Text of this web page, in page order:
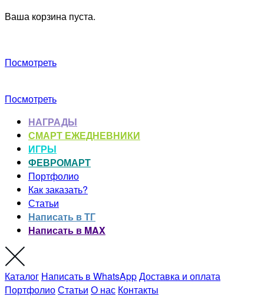
Ваша корзина пуста.
Посмотреть
Посмотреть
НАГРАДЫ
СМАРТ ЕЖЕДНЕВНИКИ
ИГРЫ
ФЕВРОМАРТ
Портфолио
Как заказать?
Статьи
Написать в ТГ
Написать в MAX
Каталог Написать в WhatsAppДоставка и оплата
ПортфолиоСтатьи О нас Контакты